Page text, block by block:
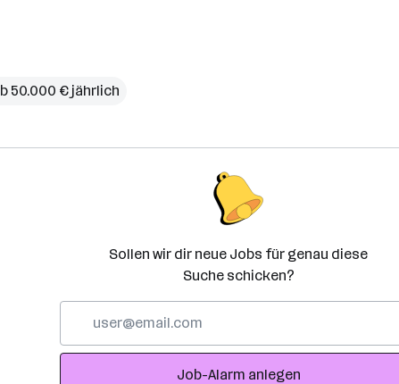
50.000 € jährlich
Sollen wir dir neue Jobs für genau diese
Suche schicken?
Adresse
Job-Alarm anlegen